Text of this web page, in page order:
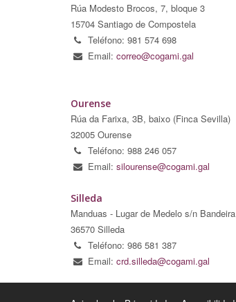
Rúa Modesto Brocos, 7, bloque 3
15704 Santiago de Compostela
Teléfono: 981 574 698
Email: correo@cogami.gal
Ourense
Rúa da Farixa, 3B, baixo (Finca Sevilla)
32005 Ourense
Teléfono: 988 246 057
Email: silourense@cogami.gal
Silleda
Manduas - Lugar de Medelo s/n Bandeira
36570 Silleda
Teléfono: 986 581 387
Email: crd.silleda@cogami.gal